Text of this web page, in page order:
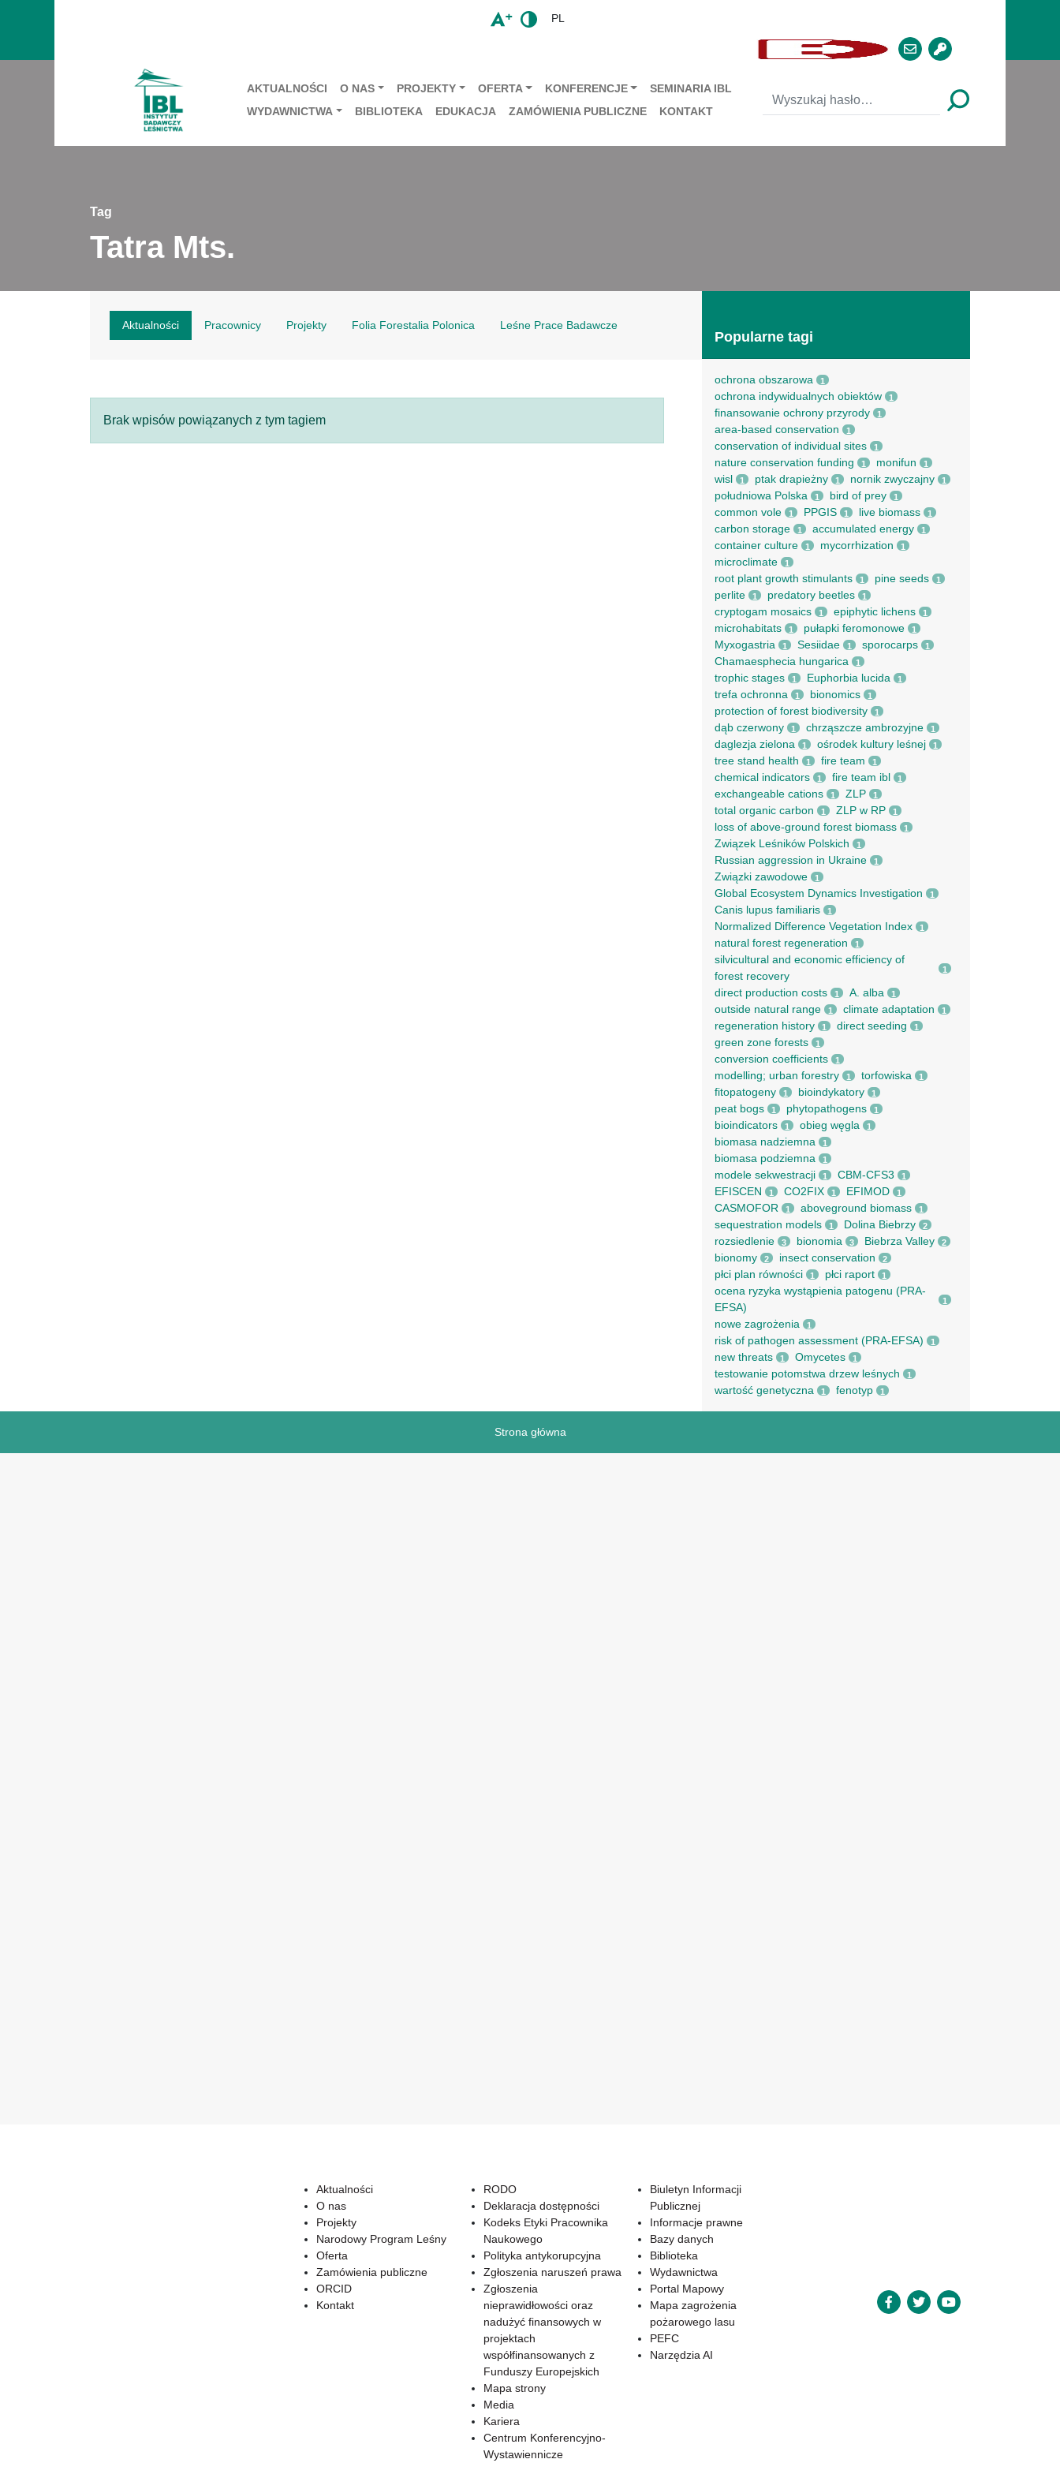
PL
AKTUALNOŚCI O NAS PROJEKTY OFERTA KONFERENCJE
SEMINARIA IBL
WYDAWNICTWA
BIBLIOTEKA EDUKACJA ZAMÓWIENIA PUBLICZNE KONTAKT
Tag
Tatra Mts.
Aktualności Pracownicy Projekty Folia Forestalia Polonica Leśne Prace Badawcze
Brak wpisów powiązanych z tym tagiem
Popularne tagi
ochrona obszarowa 1
ochrona indywidualnych obiektów 1
finansowanie ochrony przyrody 1
area-based conservation 1
conservation of individual sites 1
nature conservation funding 1 monifun 1
wisl 1 ptak drapieżny 1 nornik zwyczajny 1
południowa Polska 1 bird of prey 1
common vole 1 PPGIS 1 live biomass 1
carbon storage 1 accumulated energy 1
container culture 1 mycorrhization 1
microclimate 1
root рlant growth stimulants 1 pine seeds 1
perlite 1 predatory beetles 1
cryptogam mosaics 1 epiphytic lichens 1
microhabitats 1 pułapki feromonowe 1
Myxogastria 1 Sesiidae 1 sporocarps 1
Chamaesphecia hungarica 1
trophic stages 1 Euphorbia lucida 1
trefa ochronna 1 bionomics 1
protection of forest biodiversity 1
dąb czerwony 1 chrząszcze ambrozyjne 1
daglezja zielona 1 ośrodek kultury leśnej 1
tree stand health 1 fire team 1
chemical indicators 1 fire team ibl 1
exchangeable cations 1 ZLP 1
total organic carbon 1 ZLP w RP 1
loss of above-ground forest biomass 1
Związek Leśników Polskich 1
Russian aggression in Ukraine 1
Związki zawodowe 1
Global Ecosystem Dynamics Investigation 1
Canis lupus familiaris 1
Normalized Difference Vegetation Index 1
natural forest regeneration 1
silvicultural and economic efficiency of
forest recovery
1
direct production costs 1 A. alba 1
outside natural range 1 climate adaptation 1
regeneration history 1 direct seeding 1
green zone forests 1
conversion coefficients 1
modelling; urban forestry 1 torfowiska 1
fitopatogeny 1 bioindykatory 1
peat bogs 1 phytopathogens 1
bioindicators 1 obieg węgla 1
biomasa nadziemna 1
biomasa podziemna 1
modele sekwestracji 1 CBM-CFS3 1
EFISCEN 1 CO2FIX 1 EFIMOD 1
CASMOFOR 1 aboveground biomass 1
sequestration models 1 Dolina Biebrzy 2
rozsiedlenie 3 bionomia 3 Biebrza Valley 2
bionomy 2 insect conservation 2
płci plan równości 1 płci raport 1
ocena ryzyka wystąpienia patogenu (PRA-
EFSA)
1
nowe zagrożenia 1
risk of pathogen assessment (PRA-EFSA) 1
new threats 1 Omycetes 1
testowanie potomstwa drzew leśnych 1
wartość genetyczna 1 fenotyp 1
Strona główna
Aktualności
O nas
Projekty
Narodowy Program Leśny
Oferta
Zamówienia publiczne
ORCID
Kontakt
RODO
Deklaracja dostępności
Kodeks Etyki Pracownika
Naukowego
Polityka antykorupcyjna
Zgłoszenia naruszeń prawa
Zgłoszenia
nieprawidłowości oraz
nadużyć finansowych w
projektach
współfinansowanych z
Funduszy Europejskich
Mapa strony
Media
Kariera
Centrum Konferencyjno-
Wystawiennicze
Biuletyn Informacji
Publicznej
Informacje prawne
Bazy danych
Biblioteka
Wydawnictwa
Portal Mapowy
Mapa zagrożenia
pożarowego lasu
PEFC
Narzędzia AI